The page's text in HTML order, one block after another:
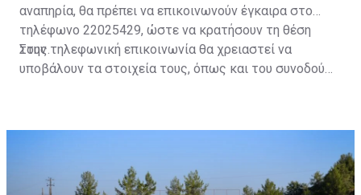
αναπηρία, θα πρέπει να επικοινωνούν έγκαιρα στο
τηλέφωνο 22025429, ώστε να κρατήσουν τη θέση
τους.
Στην τηλεφωνική επικοινωνία θα χρειαστεί να
υποβάλουν τα στοιχεία τους, όπως και του συνοδού
κάρτα ΑμεΑ και αριθμός κάρτας φιλάθλου του